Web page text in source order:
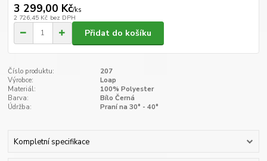
3 299,00 Kč/ks
2 726,45 Kč bez DPH
Přidat do košíku
Číslo produktu:
207
Výrobce:
Loap
Materiál:
100% Polyester
Barva:
Bílo Černá
Údržba:
Praní na 30° - 40°
Kompletní specifikace